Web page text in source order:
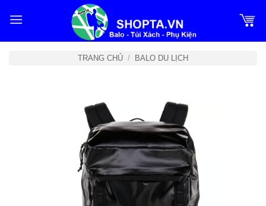
qua
TRANG CHỦ / BALO DU LỊCH